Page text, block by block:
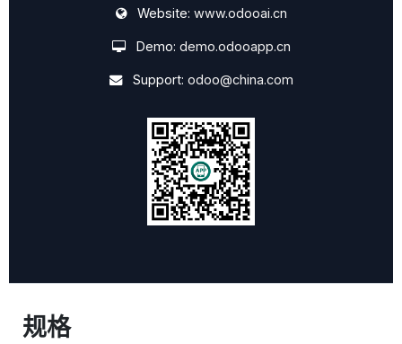
Website: www.odooai.cn
Demo: demo.odooapp.cn
Support: odoo@china.com
规格